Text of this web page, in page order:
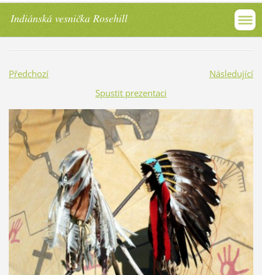
Indiánská vesnička Rosehill
Předchozí
Následující
Spustit prezentaci